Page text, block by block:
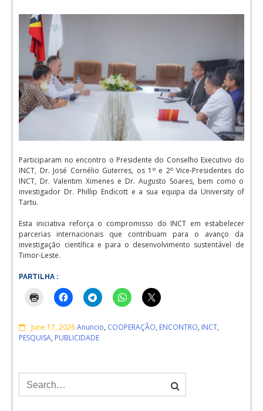
Participaram no encontro o Presidente do Conselho Executivo do
INCT, Dr. José Cornélio Guterres, os 1 oe 2oVice-Presidentes do
INCT, Dr. Valentim Ximenes e Dr. Augusto Soares, bem como o
investigador Dr. Phillip Endicott e a sua equipa da University of
Tartu.
Esta iniciativa reforça o compromisso do INCT em estabelecer
parcerias internacionais que contribuam para o avanço da
investigação científica e para o desenvolvimento sustentável de
Timor-Leste.
PARTILHA :
June 17, 2026Comments
Anuncio, COOPERAÇÃO, ENCONTRO, INCT,
PESQUISA, PUBLICIDADE